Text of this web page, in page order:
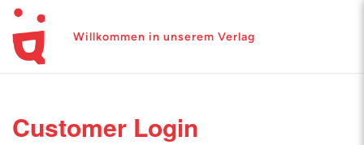
Willkommen in unserem Verlag
Customer Login